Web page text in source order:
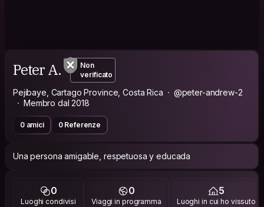
Peter A.
Non
verificato
Pejibaye, Cartago Province, Costa Rica
@peter-andrew-2
Membro dal 2018
0 amici 0 Referenze
Una persona amigable, respetuosa y educada
0
Luoghi condivisi
0
Viaggi in programma
5
Luoghi in cui ho vissuto